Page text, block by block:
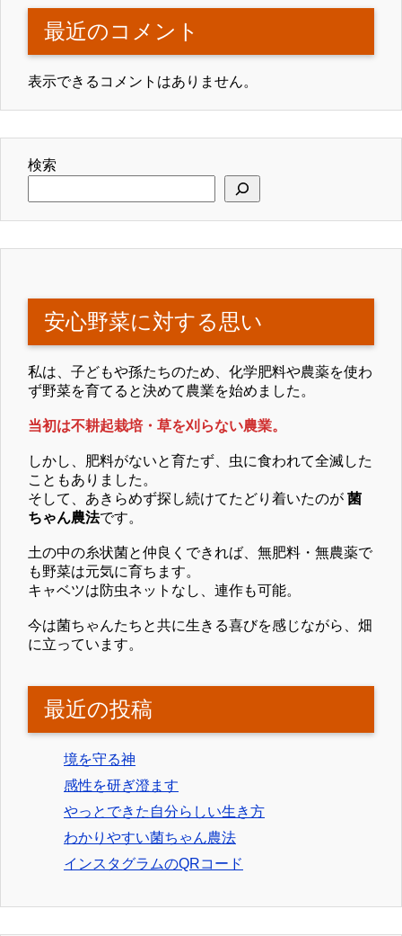
最近のコメント
表示できるコメントはありません。
検索
安心野菜に対する思い
私は、子どもや孫たちのため、化学肥料や農薬を使わ
ず野菜を育てると決めて農業を始めました。
当初は不耕起栽培・草を刈らない農業。
しかし、肥料がないと育たず、虫に食われて全滅した
こともありました。
そして、あきらめず探し続けてたどり着いたのが 菌
ちゃん農法です。
土の中の糸状菌と仲良くできれば、無肥料・無農薬で
も野菜は元気に育ちます。
キャベツは防虫ネットなし、連作も可能。
今は菌ちゃんたちと共に生きる喜びを感じながら、畑
に立っています。
最近の投稿
境を守る神
感性を研ぎ澄ます
やっとできた自分らしい生き方
わかりやすい菌ちゃん農法
インスタグラムのQRコード